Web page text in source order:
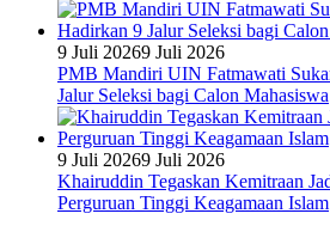
9 Juli 20269 Juli 2026
PMB Mandiri UIN Fatmawati
Jalur Seleksi bagi Calon Mahasiswa
9 Juli 20269 Juli 2026
Khairuddin Tegaskan Kemitraan
Perguruan Tinggi Keagamaan Islam